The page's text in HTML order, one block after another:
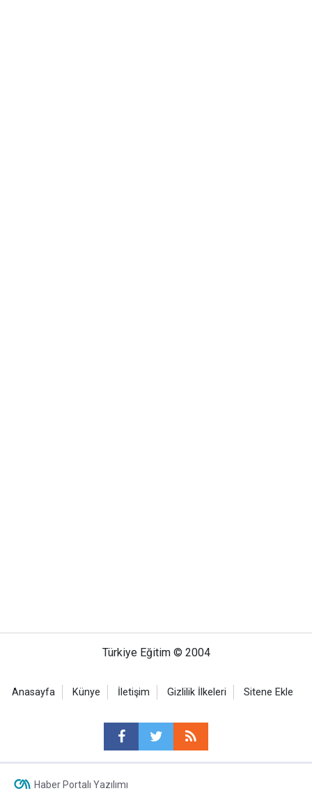
Türkiye Eğitim © 2004
Anasayfa Künye İletişim Gizlilik İlkeleri Sitene Ekle
Haber Portalı Yazılımı